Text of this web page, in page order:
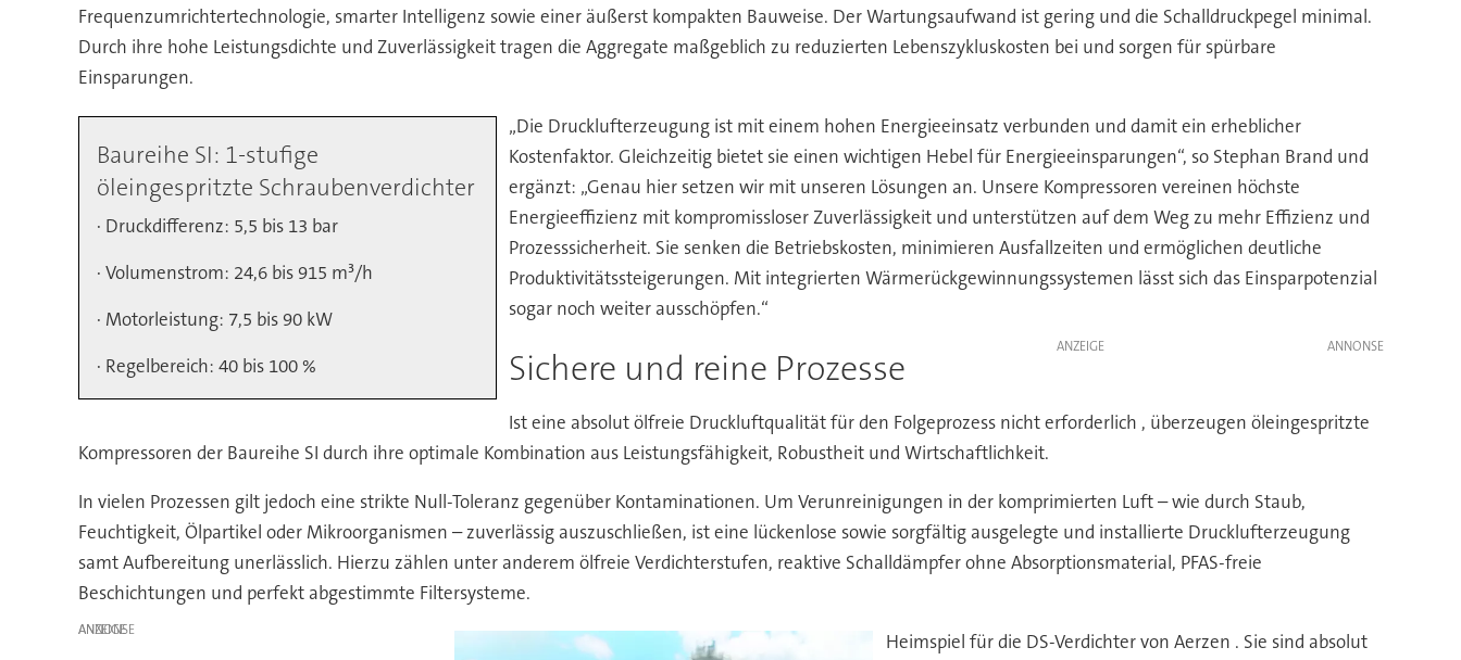
Frequenzumrichtertechnologie, smarter Intelligenz sowie einer äußerst kompakten Bauweise. Der Wartungsaufwand ist gering und die Schalldruckpegel minimal.
Durch ihre hohe Leistungsdichte und Zuverlässigkeit tragen die Aggregate maßgeblich zu reduzierten Lebenszykluskosten bei und sorgen für spürbare
Einsparungen.
Baureihe SI: 1-stufige
öleingespritzte Schraubenverdichter
· Druckdifferenz: 5,5 bis 13 bar
· Volumenstrom: 24,6 bis 915 m³/h
· Motorleistung: 7,5 bis 90 kW
· Regelbereich: 40 bis 100 %
„Die Drucklufterzeugung ist mit einem hohen Energieeinsatz verbunden und damit ein erheblicher
Kostenfaktor. Gleichzeitig bietet sie einen wichtigen Hebel für Energieeinsparungen“, so Stephan Brand und
ergänzt: „Genau hier setzen wir mit unseren Lösungen an. Unsere Kompressoren vereinen höchste
Energieeffizienz mit kompromissloser Zuverlässigkeit und unterstützen auf dem Weg zu mehr Effizienz und
Prozesssicherheit. Sie senken die Betriebskosten, minimieren Ausfallzeiten und ermöglichen deutliche
Produktivitätssteigerungen. Mit integrierten Wärmerückgewinnungssystemen lässt sich das Einsparpotenzial
sogar noch weiter ausschöpfen.“
ANZEIGE
Sichere und reine Prozesse
Ist eine absolut ölfreie Druckluftqualität für den Folgeprozess nicht erforderlich , überzeugen öleingespritzte
Kompressoren der Baureihe SI durch ihre optimale Kombination aus Leistungsfähigkeit, Robustheit und Wirtschaftlichkeit.
In vielen Prozessen gilt jedoch eine strikte Null-Toleranz gegenüber Kontaminationen. Um Verunreinigungen in der komprimierten Luft – wie durch Staub,
Feuchtigkeit, Ölpartikel oder Mikroorganismen – zuverlässig auszuschließen, ist eine lückenlose sowie sorgfältig ausgelegte und installierte Drucklufterzeugung
samt Aufbereitung unerlässlich. Hierzu zählen unter anderem ölfreie Verdichterstufen, reaktive Schalldämpfer ohne Absorptionsmaterial, PFAS-freie
Beschichtungen und perfekt abgestimmte Filtersysteme.
ANZEIGE Heimspiel für die DS-Verdichter von Aerzen . Sie sind absolut